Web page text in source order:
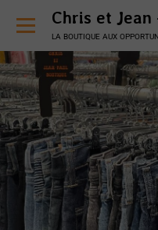
Chris et Jean
la boutique aux